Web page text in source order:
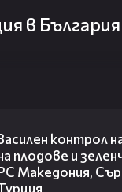
в България
контрол
плодове и
Македония,